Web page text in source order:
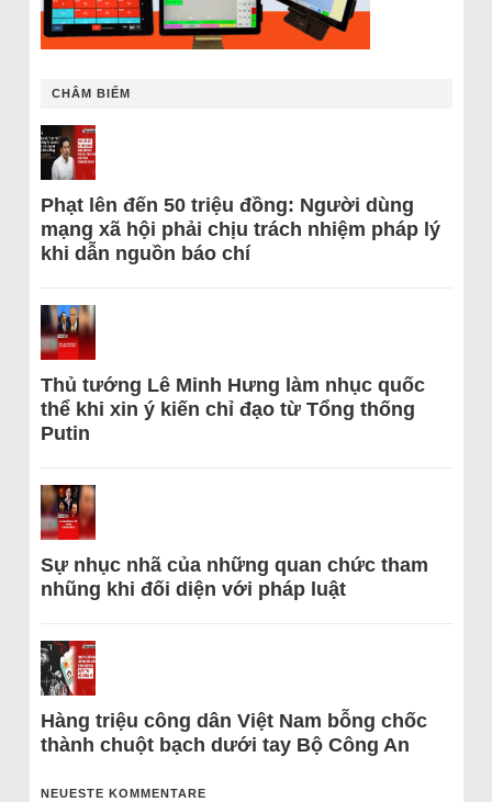
CHÂM BIẾM
Phạt lên đến 50 triệu đồng: Người dùng
mạng xã hội phải chịu trách nhiệm pháp lý
khi dẫn nguồn báo chí
Thủ tướng Lê Minh Hưng làm nhục quốc
thể khi xin ý kiến chỉ đạo từ Tổng thống
Putin
Sự nhục nhã của những quan chức tham
nhũng khi đối diện với pháp luật
Hàng triệu công dân Việt Nam bỗng chốc
thành chuột bạch dưới tay Bộ Công An
NEUESTE KOMMENTARE